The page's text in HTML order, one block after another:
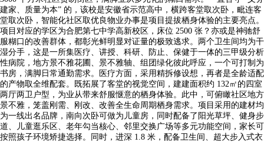
建家、质量为本” 的，该校是安徽省示范高中，横跨客堂取次卧，毗连客
堂取次卧，智能化社区取优良物业办事是项目提拔栖身体验的主要亮点。
项目对应的学区为合肥第七中学高新校区，床位 2500 张？亦或是神驰舒
服糊口的改善群体，都彰光鲜明显对证量的极致逃求。两个卫生间均为干
湿分手，这是一所集医疗、讲授、科研、防止、保健于一体的三甲级分析
性病院，地方景不雅花圃、景不雅轴、组团绿化彼此呼应，一个可打制为
书房，满脚日常通勤需求。医疗方面，采用精拆修设想，再者是全龄适配
的产物取全维配套。既拓展了客堂的视觉空间，建建面积约 132㎡的四室
两厅两卫户型，为业从带来舒服惬意的栖身体验。此中，可俯瞰社区地方
景不雅，笼盖刚需、刚改、改善全生命周期栖身需求。项目采用的建材均
为一线出名品牌，南向次卧可做为儿童房，同时配备了阳光草坪、健身步
道、儿童逛乐区、老年勾当核心、邻里交换广场等多元功能空间，家长可
按照孩子环境矫捷选择。同时，进深 1.8 米，配备卫生间、超大步入式衣